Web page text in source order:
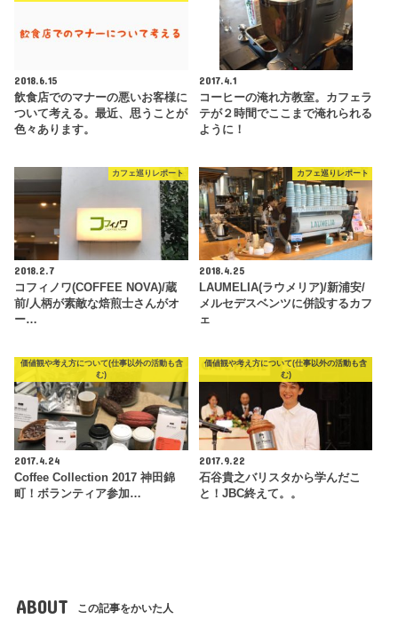
2018.6.15
飲食店でのマナーの悪いお客様に
ついて考える。最近、思うことが
色々あります。
2017.4.1
コーヒーの淹れ方教室。カフェラ
テが２時間でここまで淹れられる
ように！
カフェ巡りレポート
2018.2.7
コフィノワ(COFFEE NOVA)/蔵
前/人柄が素敵な焙煎士さんがオ
ー…
カフェ巡りレポート
2018.4.25
LAUMELIA(ラウメリア)/新浦安/
メルセデスベンツに併設するカフ
ェ
価値観や考え方について(仕事以外の活動も含
む)
2017.4.24
Coffee Collection 2017 神田錦
町！ボランティア参加…
価値観や考え方について(仕事以外の活動も含
む)
2017.9.22
石谷貴之バリスタから学んだこ
と！JBC終えて。。
ABOUT この記事をかいた人